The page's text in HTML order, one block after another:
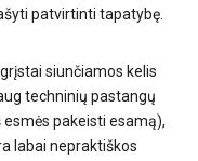
patvirtinti tapatybę.
siunčiamos kelis
techninių pastangų
pakeisti esamą),
labai nepraktiškos